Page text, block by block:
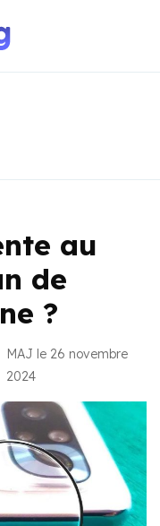
au
de
?
MAJ le 26 novembre
2024